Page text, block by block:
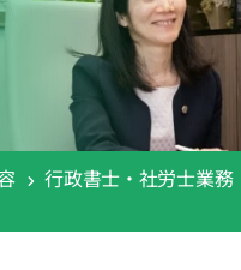
行政書士・社労士業務